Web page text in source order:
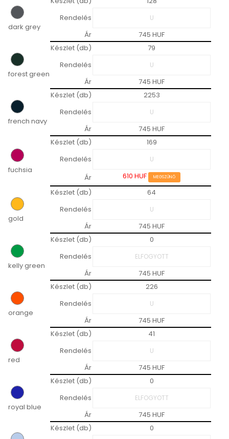
dark grey
Rendelés
Ár
745 HUF
forest green
Készlet (db)
79
Rendelés
Ár
745 HUF
french navy
Készlet (db)
2253
Rendelés
Ár
745 HUF
fuchsia
Készlet (db)
169
Rendelés
Ár
610 HUF MEGSZŰNŐ
gold
Készlet (db)
64
Rendelés
Ár
745 HUF
kelly green
Készlet (db)
0
Rendelés
Ár
745 HUF
orange
Készlet (db)
226
Rendelés
Ár
745 HUF
red
Készlet (db)
41
Rendelés
Ár
745 HUF
royal blue
Készlet (db)
0
Rendelés
Ár
745 HUF
Készlet (db)
0